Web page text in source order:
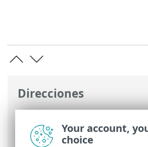
Direcciones
Ayuda en línea de ESET>
Security >Trabajar con ESET
Security > Informe de
Your account,
choice